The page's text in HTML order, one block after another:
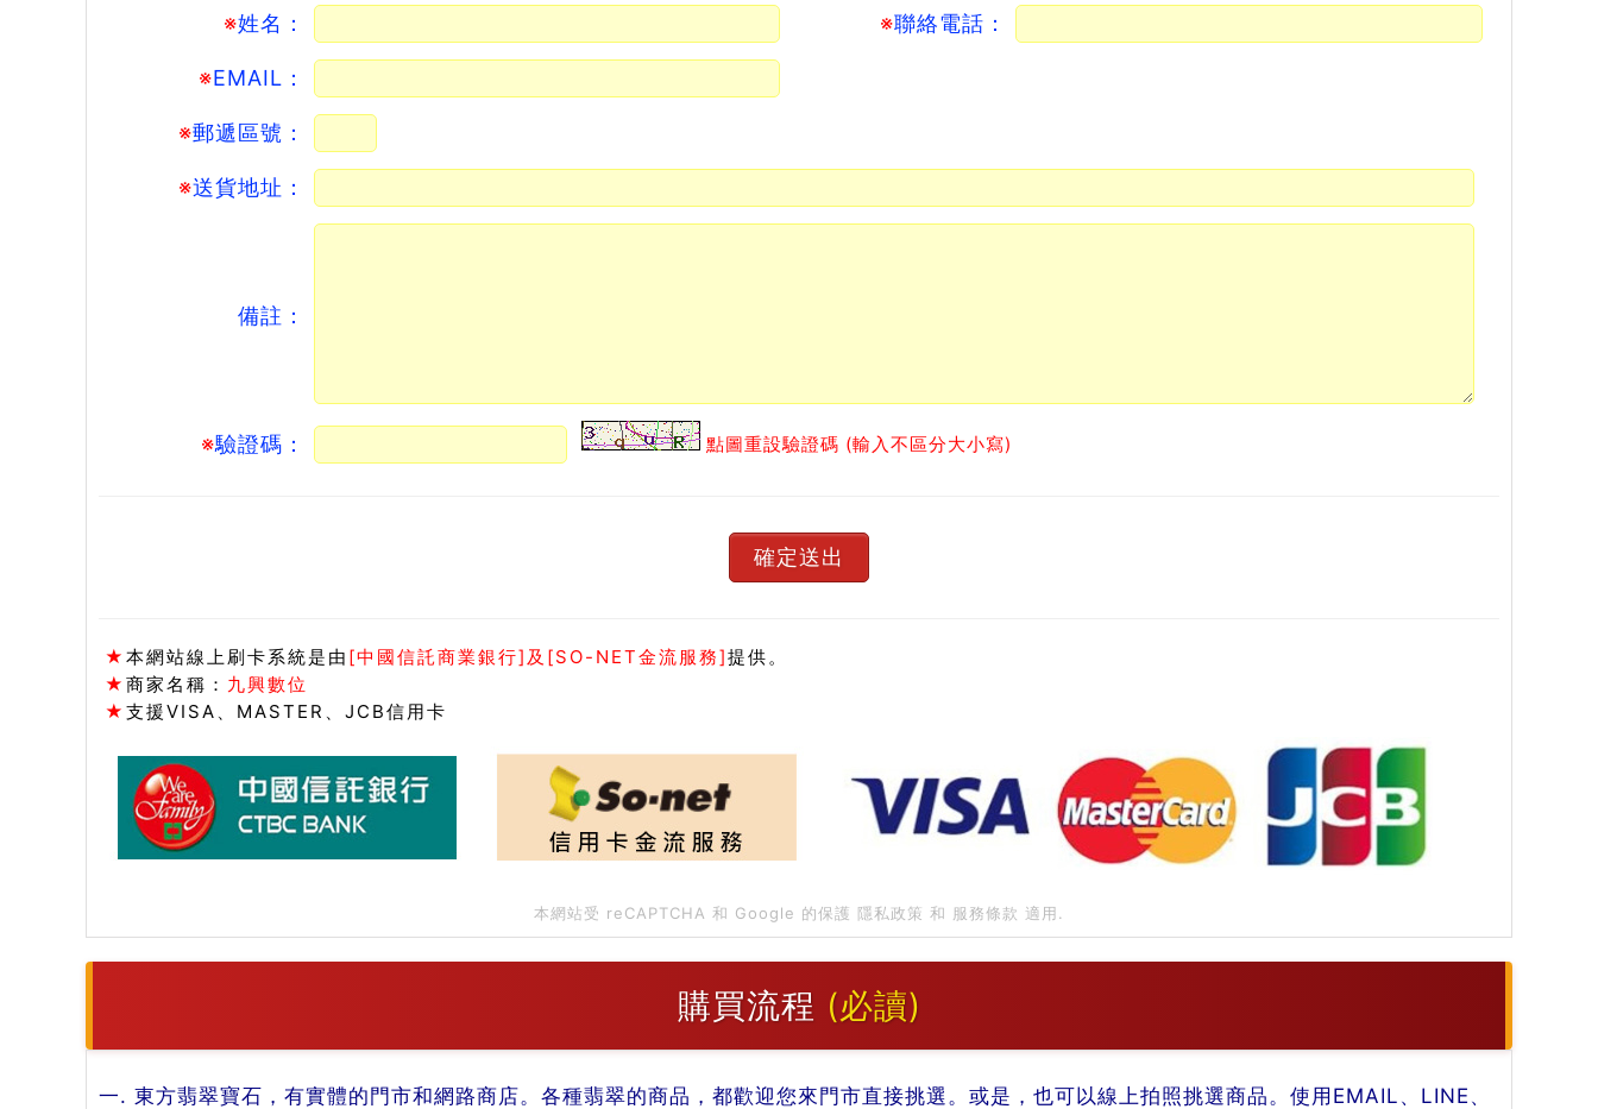
※姓名： ※聯絡電話：
※EMAIL：
※郵遞區號：
※送貨地址：
備註：
※驗證碼： 點圖重設驗證碼 (輸入不區分大小寫)
★ 本網站線上刷卡系統是由 [中國信託商業銀行]及[SO-NET金流服務]提供。
★ 商家名稱： 九興數位
★ 支援VISA、MASTER、JCB信用卡
本網站受 reCAPTCHA 和 Google 的保護 隱私政策 和 服務條款 適用.
購買流程 (必讀)
一. 東方翡翠寶石，有實體的門市和網路商店。各種翡翠的商品，都歡迎您來門市直接挑選。或是，也可以線上拍照挑選商品。使用EMAIL、LINE、